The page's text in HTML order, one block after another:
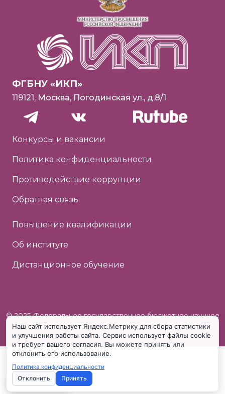
ФГБНУ «ИКП»
119121, Москва, Погодинская ул., д.8/1
Конкурсы и вакансии
Политика конфиденциальности
Противодействие коррупции
Обратная связь
Повышение квалификации
Об институте
Дистанционное обучение
© 2025 Федеральное государственное бюджетное научное
учреждение «Институт коррекционной педагогики»
Наш сайт использует Яндекс.Метрику для сбора статистики
и улучшения работы сайта. Сервис использует файлы cookie
и требует вашего согласия. Вы можете принять или
отклонить его использование.
Политика конфиденциальности
Отклонить
Принять
Настройки cookie